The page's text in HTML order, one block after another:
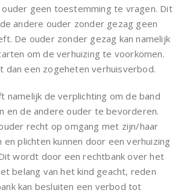
geen toestemming te vragen. Dit
andere ouder zonder gezag geen
De ouder zonder gezag kan namelijk
om de verhuizing te voorkomen.
dan een zogeheten verhuisverbod.
namelijk de verplichting om de band
en de andere ouder te bevorderen.
recht op omgang met zijn/haar
en plichten kunnen door een verhuizing
wordt door een rechtbank over het
belang van het kind geacht, reden
kan besluiten een verbod tot